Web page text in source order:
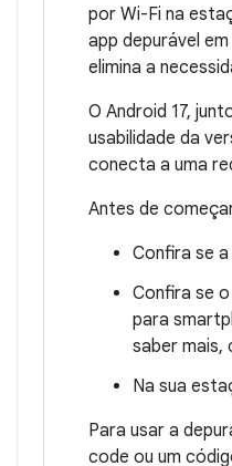
por Wi-Fi na
app depurável
elimina a
O Android 17,
usabilidade da
conecta a uma
Antes de
Confira se
Confira se
para
saber mais,
Na sua
Para usar a
code ou um